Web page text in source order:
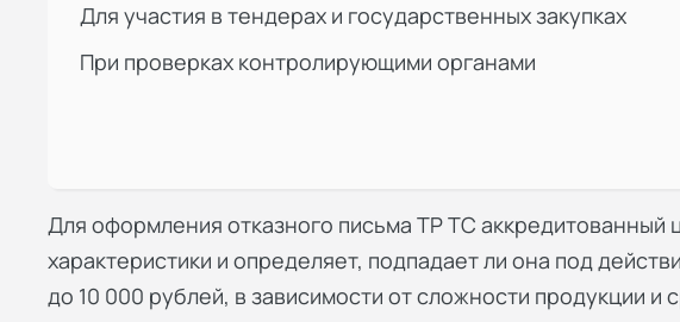
Для участия в тендерах и государственных закупках
При проверках контролирующими органами
Для оформления отказного письма ТР ТС аккредитованный
характеристики и определяет, подпадает ли она под
до 10 000 рублей, в зависимости от сложности продукции и